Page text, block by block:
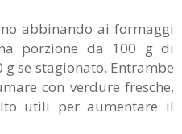
abbinando ai formaggi
porzione da 100 g di
se stagionato. Entrambe
con verdure fresche,
utili per aumentare il